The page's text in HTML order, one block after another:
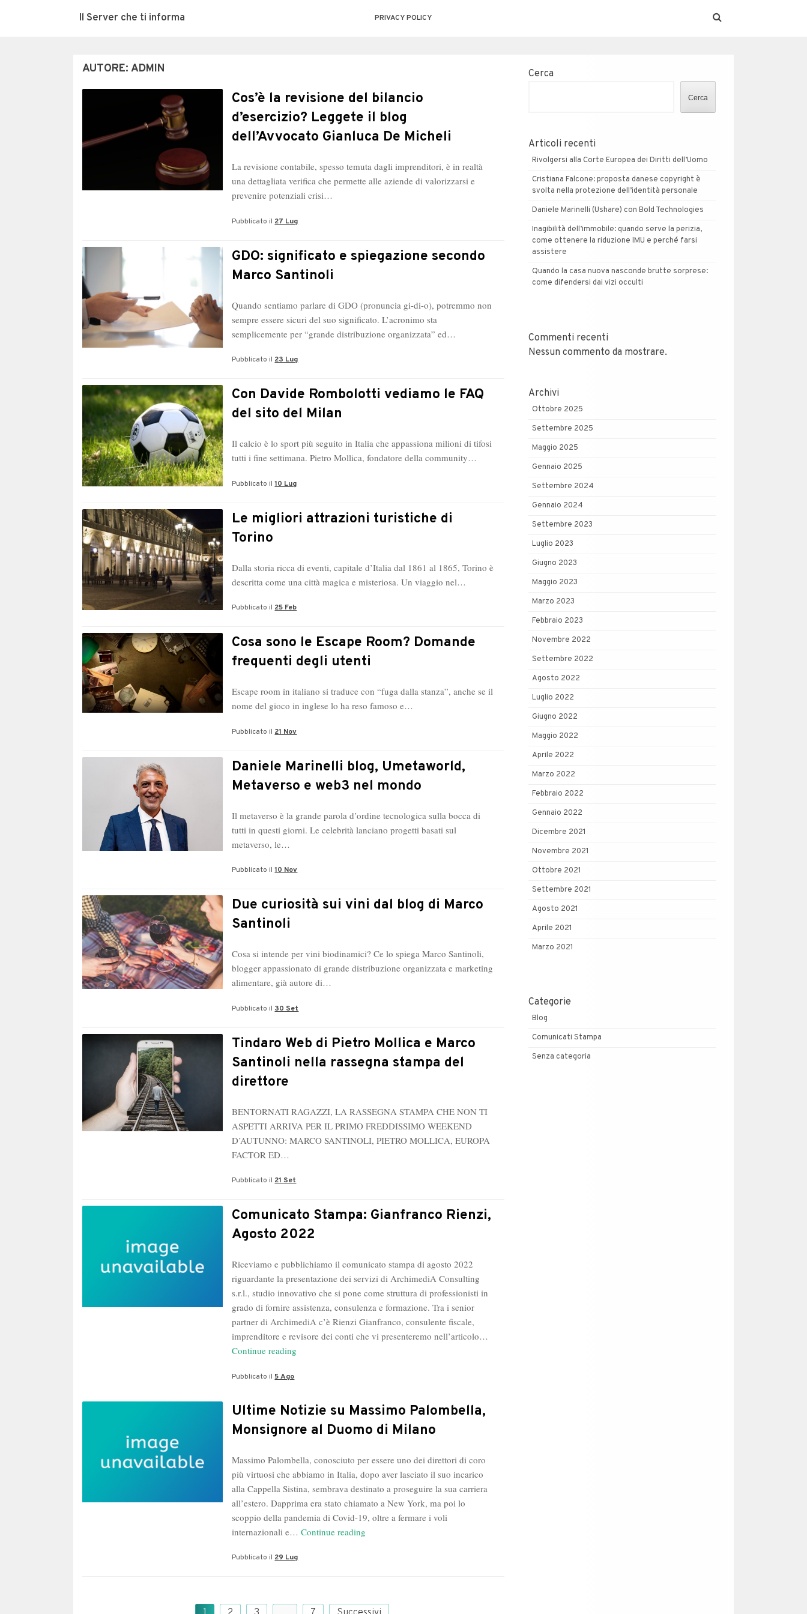
Il Server che ti informa PRIVACY POLICY
AUTORE: ADMIN
Cos’è la revisione del bilancio
d’esercizio? Leggete il blog
dell’Avvocato Gianluca De Micheli
La revisione contabile, spesso temuta dagli imprenditori, è in realtà
una dettagliata verifica che permette alle aziende di valorizzarsi e
prevenire potenziali crisi…
Pubblicato il 27 Lug
GDO: significato e spiegazione secondo
Marco Santinoli
Quando sentiamo parlare di GDO (pronuncia gi-di-o), potremmo non
sempre essere sicuri del suo significato. L’acronimo sta
semplicemente per “grande distribuzione organizzata” ed…
Pubblicato il 23 Lug
Con Davide Rombolotti vediamo le FAQ
del sito del Milan
Il calcio è lo sport più seguito in Italia che appassiona milioni di tifosi
tutti i fine settimana. Pietro Mollica, fondatore della community…
Pubblicato il10 Lug
Le migliori attrazioni turistiche di
Torino
Dalla storia ricca di eventi, capitale d’Italia dal 1861 al 1865, Torino è
descritta come una città magica e misteriosa. Un viaggio nel…
Pubblicato il 25 Feb
Cosa sono le Escape Room? Domande
frequenti degli utenti
Escape room in italiano si traduce con “fuga dalla stanza”, anche se il
nome del gioco in inglese lo ha reso famoso e…
Pubblicato il 21 Nov
Daniele Marinelli blog, Umetaworld,
Metaverso e web3 nel mondo
Il metaverso è la grande parola d’ordine tecnologica sulla bocca di
tutti in questi giorni. Le celebrità lanciano progetti basati sul
metaverso, le…
Pubblicato il10 Nov
Due curiosità sui vini dal blog di Marco
Santinoli
Cosa si intende per vini biodinamici? Ce lo spiega Marco Santinoli,
blogger appassionato di grande distribuzione organizzata e marketing
alimentare, già autore di…
Pubblicato il 30 Set
Tindaro Web di Pietro Mollica e Marco
Santinoli nella rassegna stampa del
direttore
​​BENTORNATI RAGAZZI, LA RASSEGNA STAMPA CHE NON TI
ASPETTI ARRIVA PER IL PRIMO FREDDISSIMO WEEKEND
D’AUTUNNO: MARCO SANTINOLI, PIETRO MOLLICA, EUROPA
FACTOR ED…
Pubblicato il 21 Set
Comunicato Stampa: Gianfranco Rienzi,
Agosto 2022
Riceviamo e pubblichiamo il comunicato stampa di agosto 2022
riguardante la presentazione dei servizi di ArchimediA Consulting
s.r.l., studio innovativo che si pone come struttura di professionisti in
grado di fornire assistenza, consulenza e formazione. Tra i senior
partner di ArchimediA c’è Rienzi Gianfranco, consulente fiscale,
imprenditore e revisore dei conti che vi presenteremo nell’articolo…
Continue reading
Agosto
Pubblicato il 5 Ago
Ultime Notizie su Massimo Palombella,
Monsignore al Duomo di Milano
Massimo Palombella, conosciuto per essere uno dei direttori di coro
più virtuosi che abbiamo in Italia, dopo aver lasciato il suo incarico
alla Cappella Sistina, sembrava destinato a proseguire la sua carriera
all’estero. Dapprima era stato chiamato a New York, ma poi lo
scoppio della pandemia di Covid-19, oltre a fermare i voli
internazionali e…Continue reading
Monsignore
Pubblicato il 29 Lug
Cerca
Cerca
Articoli recenti
Rivolgersi alla Corte Europea dei Diritti dell’Uomo
Cristiana Falcone: proposta danese copyright è
svolta nella protezione dell’identità personale
Daniele Marinelli (Ushare) con Bold Technologies
Inagibilità dell’immobile: quando serve la perizia,
come ottenere la riduzione IMU e perché farsi
assistere
Quando la casa nuova nasconde brutte sorprese:
come difendersi dai vizi occulti
Commenti recenti
Nessun commento da mostrare.
Archivi
Ottobre 2025
Settembre 2025
Maggio 2025
Gennaio 2025
Settembre 2024
Gennaio 2024
Settembre 2023
Luglio 2023
Giugno 2023
Maggio 2023
Marzo 2023
Febbraio 2023
Novembre 2022
Settembre 2022
Agosto 2022
Luglio 2022
Giugno 2022
Maggio 2022
Aprile 2022
Marzo 2022
Febbraio 2022
Gennaio 2022
Dicembre 2021
Novembre 2021
Ottobre 2021
Settembre 2021
Agosto 2021
Aprile 2021
Marzo 2021
Categorie
Blog
Comunicati Stampa
Senza categoria